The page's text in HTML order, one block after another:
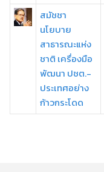
สมัชชา
นโยบาย
สาธารณะแห่ง
ชาติ เครื่องมือ
พัฒนา ปชต.-
ประเทศอย่าง
ก้าวกระโดด